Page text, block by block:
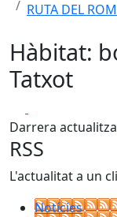
RUTA DEL
Hàbitat:
Tatxot
Darrera
RSS
L'actualitat a un
Notícies